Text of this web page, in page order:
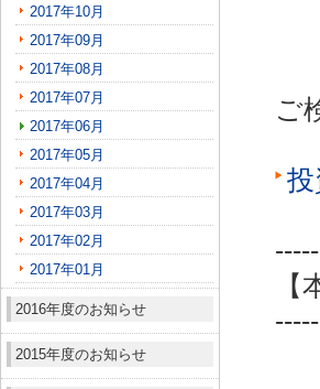
2017年10月
2017年09月
2017年08月
2017年07月
2017年06月
2017年05月
2017年04月
2017年03月
2017年02月
2017年01月
2016年度のお知らせ
2015年度のお知らせ
ご